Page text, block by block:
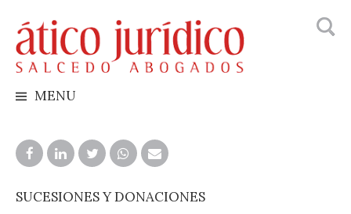
to
content
MENU
SUCESIONES Y DONACIONES